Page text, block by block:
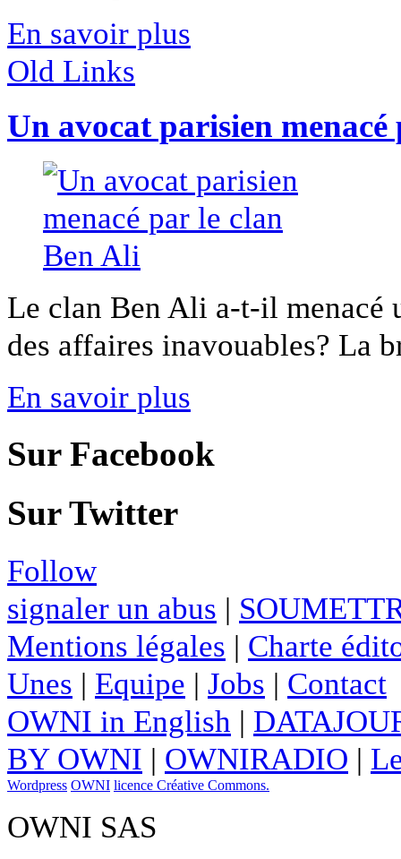
En savoir plus
Old Links
Un avocat parisien
Le clan Ben Ali a-t-il menacé
des affaires inavouables? La
En savoir plus
Sur Facebook
Sur Twitter
Follow
signaler un abus |
Mentions légales | Charte
Unes | Equipe | Jobs | Contact
OWNI in English |
BY OWNI | OWNIRADIO |
Wordpress OWNI licence Créative Commons.
OWNI SAS